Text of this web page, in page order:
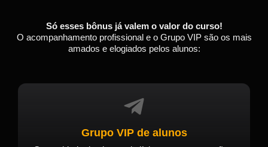
Só esses bônus já valem o valor do curso!
O acompanhamento profissional e o Grupo VIP são os mais
amados e elogiados pelos alunos:
Grupo VIP de alunos